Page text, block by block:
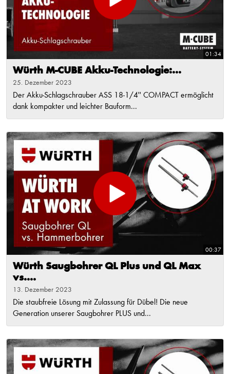
01:34
Würth M-CUBE Akku-Technologie:...
25. Dezember 2023
Der Akku-Schlagschrauber ASS 18-1/4'' COMPACT ermöglicht
dank kompakter und leichter Bauform...
00:37
Würth Saugbohrer QL Plus und QL Max
vs....
13. Dezember 2023
Die staubfreie Lösung mit Zulassung für Dübel! Die neue
Generation unserer Saugbohrer PLUS und...